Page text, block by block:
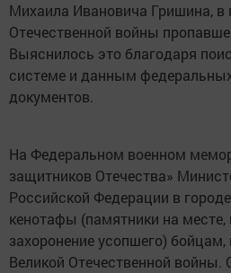
Михаила Ивановича Гришина, в
Отечественной войны
Выяснилось это благодаря
системе и данным
документов.
На Федеральном военном
защитников Отечества»
Российской Федерации в
кенотафы (памятники на месте,
захоронение усопшего)
Великой Отечественной войны.